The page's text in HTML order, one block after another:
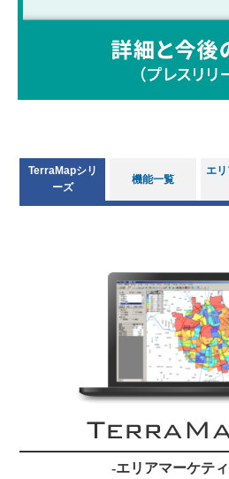
TerraMapシリ
ーズ
機能一覧
エ
-エリアマーケテ